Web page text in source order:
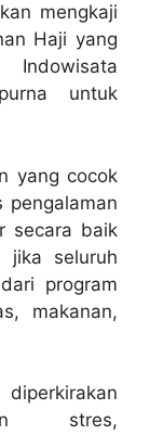
mengkaji
Haji yang
untuk
yang cocok
pengalaman
secara baik
jika seluruh
program
makanan,
stres,